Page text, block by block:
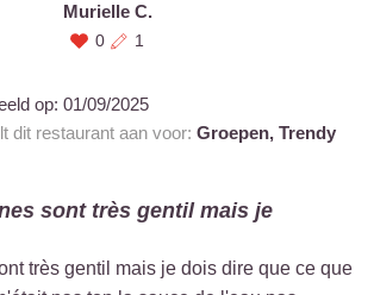
Murielle C.
0 1
op: 01/09/2025
dit restaurant aan voor: Groepen, Trendy
sont très gentil mais je
très gentil mais je dois dire que ce que